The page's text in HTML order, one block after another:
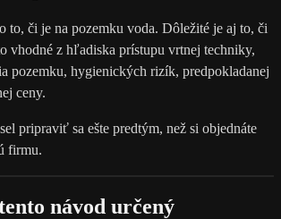
to, či je na pozemku voda. Dôležité je aj to, či
vhodné z hľadiska prístupu vrtnej techniky,
pozemku, hygienických rizík, predpokladanej
ceny.
pripraviť sa ešte predtým, než si objednáte
firmu.
návod určený